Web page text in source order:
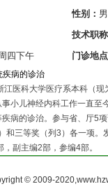
性别： 男
技术职
四下午
门诊地
疾病的诊治
医科大学医疗系本科（
小儿神经内科工作一直至
病的诊治。参与省、厅5
三等奖（列3）各一项。
副主编2部，参编4部。
© 2009-